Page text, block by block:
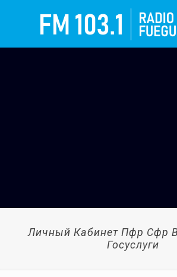
Личный Кабинет Пфр Сфр
Госуслуги